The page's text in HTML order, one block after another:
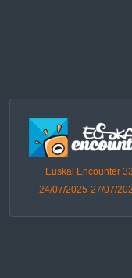
Euskal Encounter 33
24/07/2025-27/07/